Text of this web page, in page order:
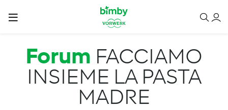
Salta al contenuto principale
Forum FACCIAMO
INSIEME LA PASTA
MADRE